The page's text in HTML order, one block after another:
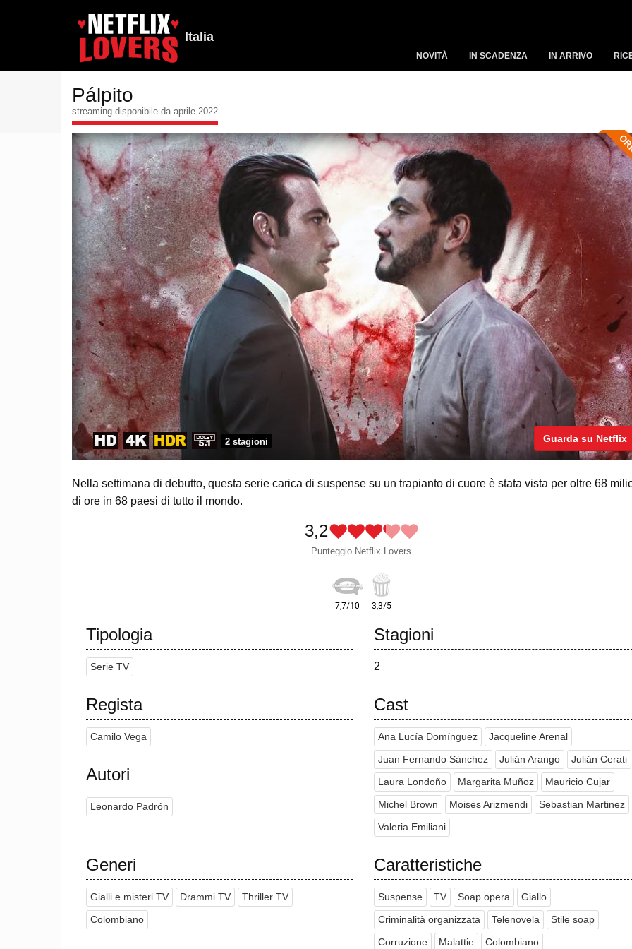
Italia
NOVITÀ IN SCADENZA IN ARRIVO
Pálpito
streaming disponibile da aprile 2022
2 stagioni Guarda su Netflix
Nella settimana di debutto, questa serie carica di suspense su un trapianto di cuore è stata vista per oltre 68
di ore in 68 paesi di tutto il mondo.
3,2
Punteggio Netflix Lovers
Tipologia
Serie TV
Stagioni
2
Regista
Camilo Vega
Autori
Leonardo Padrón
Cast
Ana Lucía Domínguez Jacqueline Arenal
Juan Fernando Sánchez Julián Arango Julián Cerati
Laura Londoño Margarita Muñoz Mauricio Cujar
Michel Brown Moises Arizmendi Sebastian Martinez
Valeria Emiliani
Generi
Gialli e misteri TV Drammi TV Thriller TV
Colombiano
Caratteristiche
Suspense TV Soap opera Giallo
Criminalità organizzata Telenovela Stile soap
Corruzione Malattie Colombiano